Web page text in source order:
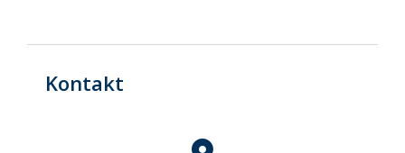
Kontakt